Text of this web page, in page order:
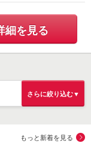
細を見る
さらに絞り込む▼
もっと新着を見る